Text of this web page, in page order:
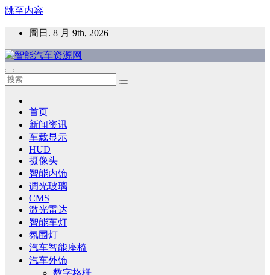
跳至内容
周日. 8 月 9th, 2026
智能汽车资源网
智能表面，智能内饰，新能源汽车，HMI，人车交互，智能车
首页
新闻资讯
车载显示
HUD
摄像头
智能内饰
调光玻璃
CMS
激光雷达
智能车灯
氛围灯
汽车智能座椅
汽车外饰
数字格栅